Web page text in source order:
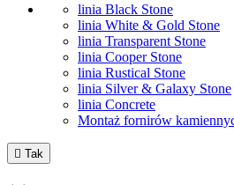
linia Black Stone
linia White & Gold Stone
linia Transparent Stone
linia Cooper Stone
linia Rustical Stone
linia Silver & Galaxy Stone
linia Concrete
Montaż fornirów
 Tak